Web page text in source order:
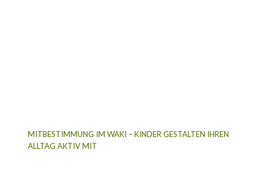
MITBESTIMMUNG IM WAKI – KINDER GESTALTEN IHREN
ALLTAG AKTIV MIT